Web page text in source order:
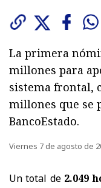
La primera
millones para
sistema frontal,
millones que se
BancoEstado.
Viernes 7 de agosto de
Un total de 2.049